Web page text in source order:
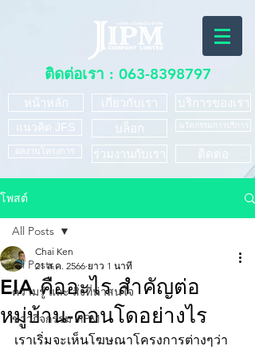
ติดต่อเรา : 063-8398797
หน้าหลัก
แนวคิด JFS
ผลงานโครงการ
เกี่ยวกับเรา
บล็อก
ร่วมงานกับเรา
บริการของเรา
นวัตกรรมการบริการ
ติดต่อ
โพสต์
All Posts
ความรู้ และ สิ่งที่น่าสนใจ
ข่าวกิจกรรม JIPM
All Posts
EIA คืออะไร สำคัญต่อ
หมู่บ้าน-คอนโดอย่างไร
Chai Ken
21 ส.ค. 2566 ยาว 1 นาที
เราเริ่มจะเห็นโฆษณาโครงการต่างๆว่า